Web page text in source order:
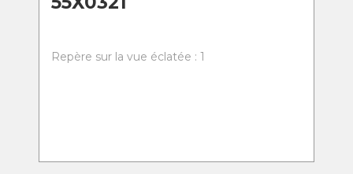
Repère sur la vue éclatée : 1